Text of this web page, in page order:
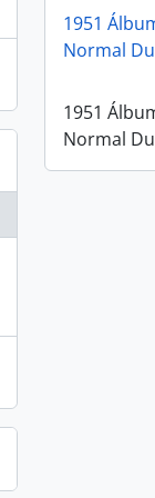
1951
Normal
1951
Normal